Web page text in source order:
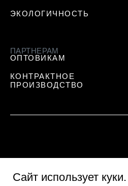
ЭКОЛОГИЧНОСТЬ
ПАРТНЕРАМ
ОПТОВИКАМ
КОНТРАКТНОЕ
ПРОИЗВОДСТВО
Сайт использует куки